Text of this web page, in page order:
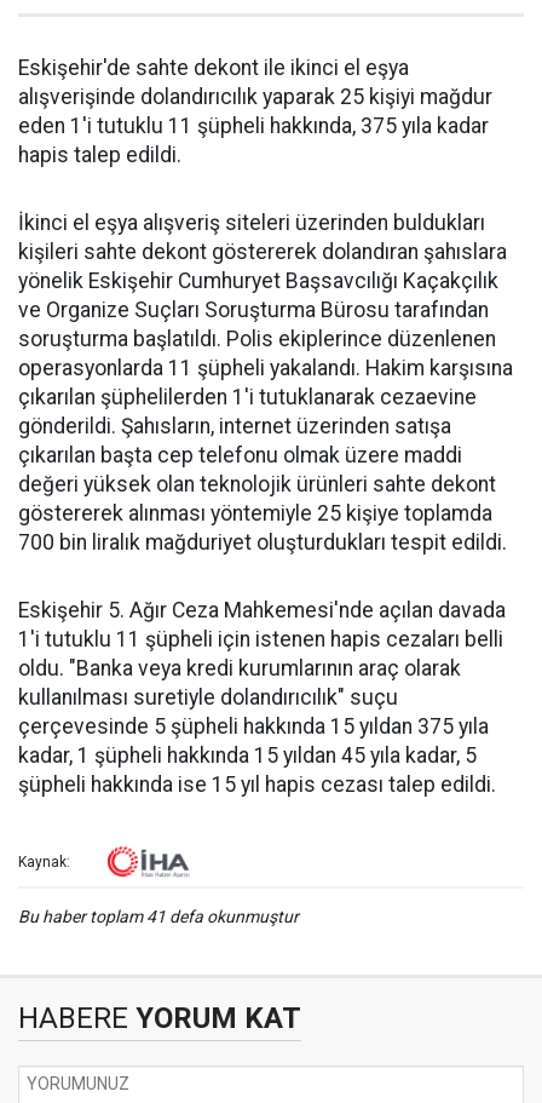
Eskişehir'de sahte dekont ile ikinci el eşya
alışverişinde dolandırıcılık yaparak 25 kişiyi mağdur
eden 1'i tutuklu 11 şüpheli hakkında, 375 yıla kadar
hapis talep edildi.
İkinci el eşya alışveriş siteleri üzerinden buldukları
kişileri sahte dekont göstererek dolandıran şahıslara
yönelik Eskişehir Cumhuryet Başsavcılığı Kaçakçılık
ve Organize Suçları Soruşturma Bürosu tarafından
soruşturma başlatıldı. Polis ekiplerince düzenlenen
operasyonlarda 11 şüpheli yakalandı. Hakim karşısına
çıkarılan şüphelilerden 1'i tutuklanarak cezaevine
gönderildi. Şahısların, internet üzerinden satışa
çıkarılan başta cep telefonu olmak üzere maddi
değeri yüksek olan teknolojik ürünleri sahte dekont
göstererek alınması yöntemiyle 25 kişiye toplamda
700 bin liralık mağduriyet oluşturdukları tespit edildi.
Eskişehir 5. Ağır Ceza Mahkemesi'nde açılan davada
1'i tutuklu 11 şüpheli için istenen hapis cezaları belli
oldu. "Banka veya kredi kurumlarının araç olarak
kullanılması suretiyle dolandırıcılık" suçu
çerçevesinde 5 şüpheli hakkında 15 yıldan 375 yıla
kadar, 1 şüpheli hakkında 15 yıldan 45 yıla kadar, 5
şüpheli hakkında ise 15 yıl hapis cezası talep edildi.
Kaynak:
Bu haber toplam 41 defa okunmuştur
HABERE YORUM KAT